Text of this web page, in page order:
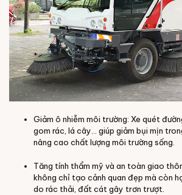
Giảm ô nhiễm môi trường: Xe quét
gom rác, lá cây… giúp giảm bụi mịn
nâng cao chất lượng môi trường sống.
Tăng tính thẩm mỹ và an toàn giao
không chỉ tạo cảnh quan đẹp mà còn
do rác thải, đất cát gây trơn trượt.